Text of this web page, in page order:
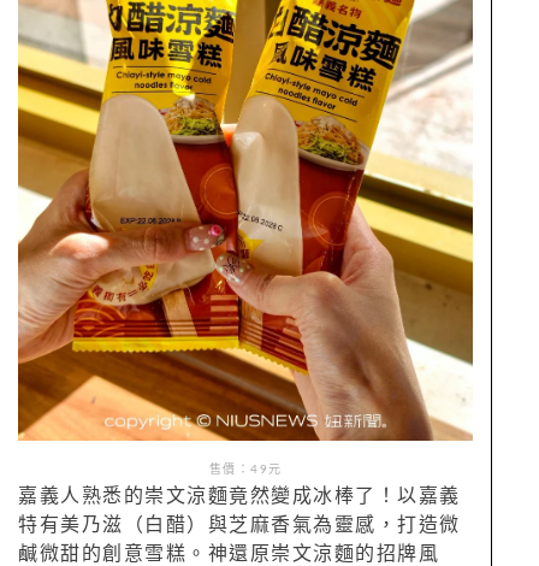
售價：49元
嘉義人熟悉的崇文涼麵竟然變成冰棒了！以嘉義
特有美乃滋（白醋）與芝麻香氣為靈感，打造微
鹹微甜的創意雪糕。神還原崇文涼麵的招牌風